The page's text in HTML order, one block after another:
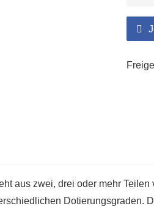
aus zwei, drei oder mehr
Dotierungsgraden.